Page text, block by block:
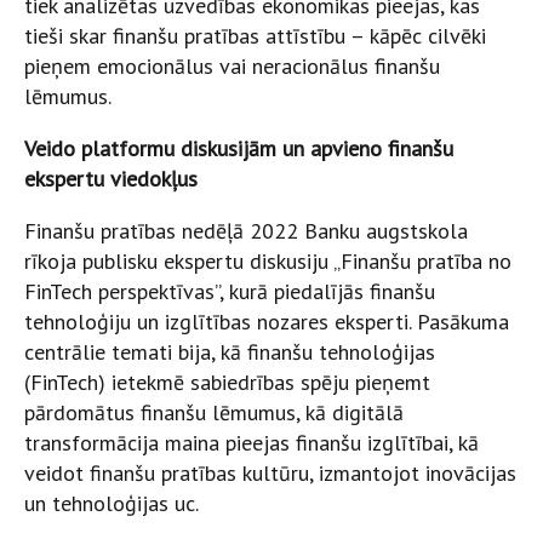
tieši skar finanšu pratības attīstību – kāpēc cilvēki
pieņem emocionālus vai neracionālus finanšu
lēmumus.
Veido platformu diskusijām un apvieno finanšu
ekspertu viedokļus
Finanšu pratības nedēļā 2022 Banku augstskola
rīkoja publisku ekspertu diskusiju „Finanšu pratība no
FinTech perspektīvas”, kurā piedalījās finanšu
tehnoloģiju un izglītības nozares eksperti. Pasākuma
centrālie temati bija, kā finanšu tehnoloģijas
(FinTech) ietekmē sabiedrības spēju pieņemt
pārdomātus finanšu lēmumus, kā digitālā
transformācija maina pieejas finanšu izglītībai, kā
veidot finanšu pratības kultūru, izmantojot inovācijas
un tehnoloģijas uc.